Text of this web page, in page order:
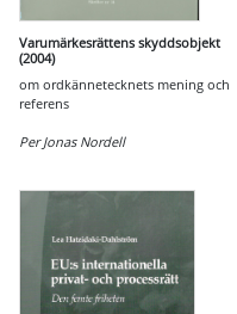
Varumärkesrättens skyddsobjekt
(2004)
om ordkännetecknets mening och
referens
Per Jonas Nordell